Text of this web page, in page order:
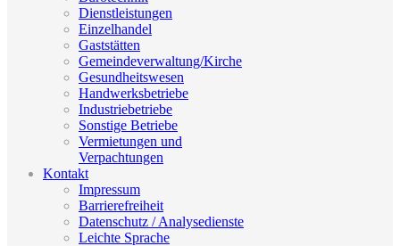
Dienstleistungen
Einzelhandel
Gaststätten
Gemeindeverwaltung/Kirche
Gesundheitswesen
Handwerksbetriebe
Industriebetriebe
Sonstige Betriebe
Vermietungen und
Verpachtungen
Kontakt
Impressum
Barrierefreiheit
Datenschutz / Analysedienste
Leichte Sprache